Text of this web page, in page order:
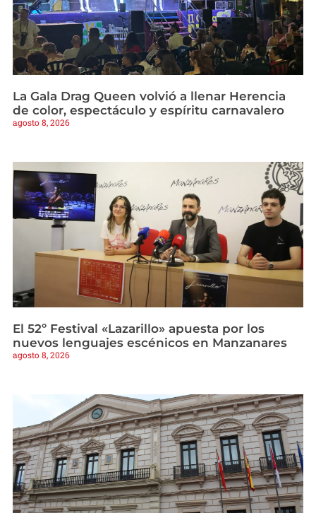
La Gala Drag Queen volvió a llenar Herencia
de color, espectáculo y espíritu carnavalero
agosto 8, 2026
El 52º Festival «Lazarillo» apuesta por los
nuevos lenguajes escénicos en Manzanares
agosto 8, 2026